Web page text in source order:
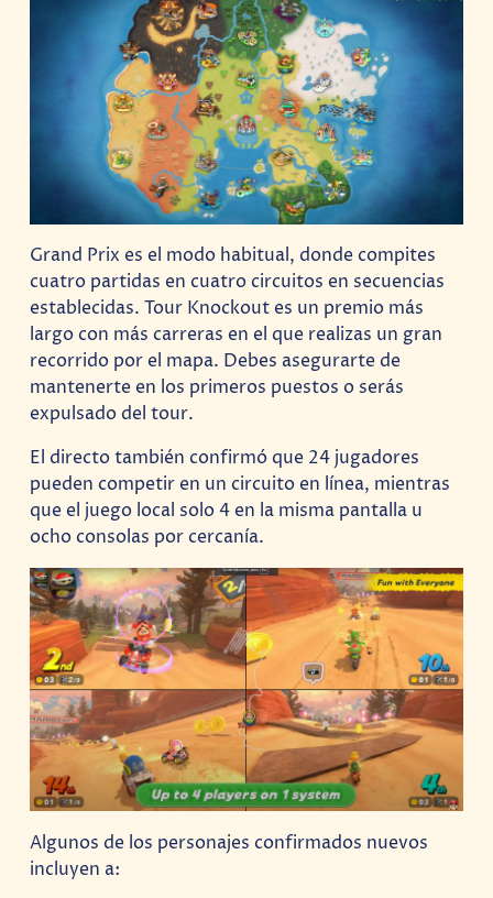
Grand Prix es el modo habitual, donde compites
cuatro partidas en cuatro circuitos en secuencias
establecidas. Tour Knockout es un premio más
largo con más carreras en el que realizas un gran
recorrido por el mapa. Debes asegurarte de
mantenerte en los primeros puestos o serás
expulsado del tour.
El directo también confirmó que 24 jugadores
pueden competir en un circuito en línea, mientras
que el juego local solo 4 en la misma pantalla u
ocho consolas por cercanía.
Algunos de los personajes confirmados nuevos
incluyen a: